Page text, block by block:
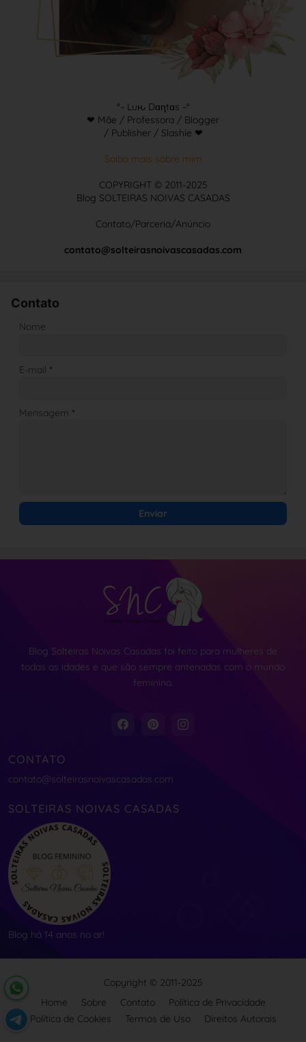
°~ Luԋ Dɑɳtɑs ~°
❤ Mãe / Professora / Blogger
/ Publisher / Slashie ❤
Saiba mais sobre mim
COPYRIGHT © 2011-2025
Blog SOLTEIRAS NOIVAS CASADAS
Contato/Parceria/Anúncio
contato@solteirasnoivascasadas.com
Contato
Nome
E-mail *
Mensagem *
Blog Solteiras Noivas Casadas foi feito para mulheres de
todas as idades e que são sempre antenadas com o mundo
feminino.
CONTATO
contato@solteirasnoivascasadas.com
SOLTEIRAS NOIVAS CASADAS
Blog há 14 anos no ar!
Copyright © 2011-2025
Home
Sobre Contato
Política de Privacidade
Política de Cookies
Termos de Uso Direitos Autorais